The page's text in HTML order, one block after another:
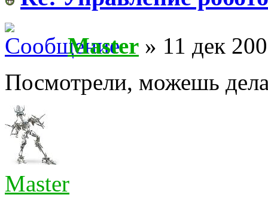
Master » 11 дек
Посмотрели, можешь
Master